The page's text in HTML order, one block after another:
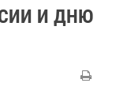
И ДНЮ